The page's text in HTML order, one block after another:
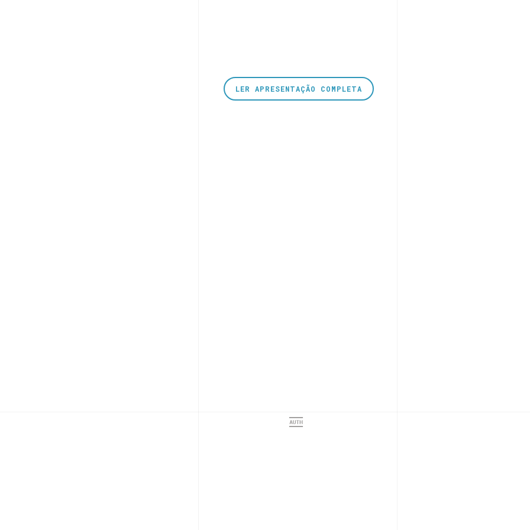
LER APRESENTAÇÃO COMPLETA